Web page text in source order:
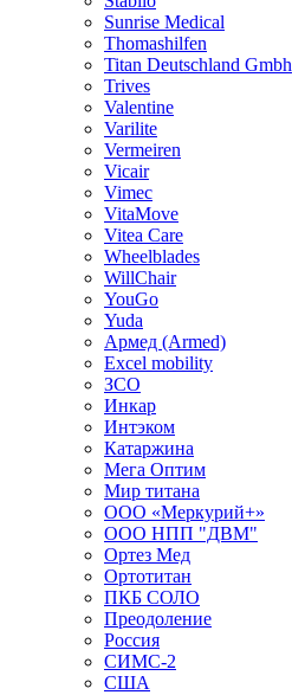
Sunrise Medical
Thomashilfen
Titan Deutschland Gmbh
Trives
Valentine
Varilite
Vermeiren
Vicair
Vimec
VitaMove
Vitea Care
Wheelblades
WillChair
YouGo
Yuda
Армед (Armed)
Еxcel mobility
ЗСО
Инкар
Интэком
Катаржина
Мега Оптим
Мир титана
ООО «Меркурий+»
ООО НПП "ДВМ"
Ортез Мед
Ортотитан
ПКБ СОЛО
Преодоление
Россия
СИМС-2
США